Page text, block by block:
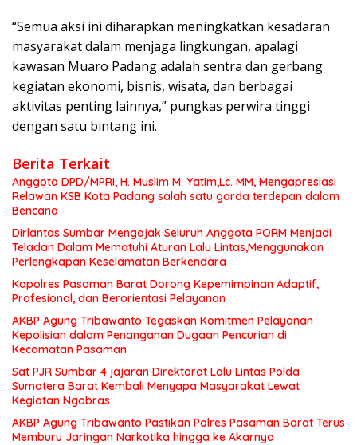
“Semua aksi ini diharapkan meningkatkan kesadaran
masyarakat dalam menjaga lingkungan, apalagi
kawasan Muaro Padang adalah sentra dan gerbang
kegiatan ekonomi, bisnis, wisata, dan berbagai
aktivitas penting lainnya,” pungkas perwira tinggi
dengan satu bintang ini.
Berita Terkait
Anggota DPD/MPRI, H. Muslim M. Yatim,Lc. MM, Mengapresiasi
Relawan KSB Kota Padang salah satu garda terdepan dalam
Bencana
Dirlantas Sumbar Mengajak Seluruh Anggota PORM Menjadi
Teladan Dalam Mematuhi Aturan Lalu Lintas,Menggunakan
Perlengkapan Keselamatan Berkendara
Kapolres Pasaman Barat Dorong Kepemimpinan Adaptif,
Profesional, dan Berorientasi Pelayanan
AKBP Agung Tribawanto Tegaskan Komitmen Pelayanan
Kepolisian dalam Penanganan Dugaan Pencurian di
Kecamatan Pasaman
Sat PJR Sumbar 4 jajaran Direktorat Lalu Lintas Polda
Sumatera Barat Kembali Menyapa Masyarakat Lewat
Kegiatan Ngobras
AKBP Agung Tribawanto Pastikan Polres Pasaman Barat Terus
Memburu Jaringan Narkotika hingga ke Akarnya